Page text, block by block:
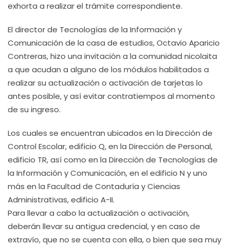
exhorta a realizar el trámite correspondiente.
El director de Tecnologías de la Información y
Comunicación de la casa de estudios, Octavio Aparicio
Contreras, hizo una invitación a la comunidad nicolaita
a que acudan a alguno de los módulos habilitados a
realizar su actualización o activación de tarjetas lo
antes posible, y así evitar contratiempos al momento
de su ingreso.
Los cuales se encuentran ubicados en la Dirección de
Control Escolar, edificio Q, en la Dirección de Personal,
edificio TR, así como en la Dirección de Tecnologías de
la Información y Comunicación, en el edificio N y uno
más en la Facultad de Contaduría y Ciencias
Administrativas, edificio A-II.
Para llevar a cabo la actualización o activación,
deberán llevar su antigua credencial, y en caso de
extravío, que no se cuenta con ella, o bien que sea muy